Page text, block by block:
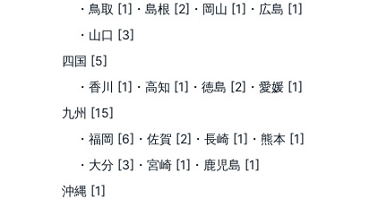
・鳥取 [1] ・島根 [2] ・岡山 [1] ・広島 [1]
・山口 [3]
四国 [5]
・香川 [1] ・高知 [1] ・徳島 [2] ・愛媛 [1]
九州 [15]
・福岡 [6] ・佐賀 [2] ・長崎 [1] ・熊本 [1]
・大分 [3] ・宮崎 [1] ・鹿児島 [1]
沖縄 [1]